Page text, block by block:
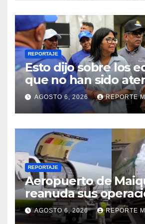
2026
REPORTAJE
Esto dijo sobre los
que no han sido
AGOSTO 6, 2026 REPORTE
REPORTAJE
Aeropuerto de
reanuda sus
carga con primer
desde Panamá
AGOSTO 6, 2026 REPORTE